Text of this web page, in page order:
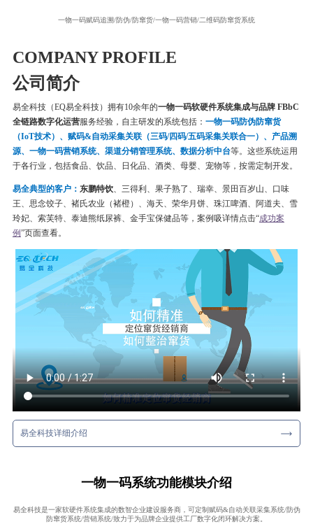
一物一码赋码追溯/防伪/防窜货/一物一码营销/二维码防窜货系统
COMPANY PROFILE
公司简介
易全科技（EQ易全科技）拥有10余年的一物一码软硬件系统集成与品牌 FBbC
全链路数字化运营服务经验，自主研发的系统包括： 一物一码防伪防窜货
（IoT技术）、赋码&自动采集关联（三码/四码/五码采集关联合一）、产品溯
源、一物一码营销系统、渠道分销管理系统、数据分析中台等。这些系统运用
于各行业，包括食品、饮品、日化品、酒类、母婴、宠物等，按需定制开发。
易全典型的客户： 东鹏特饮、三得利、果子熟了、瑞幸、 景田百岁山、口味
王、思念饺子、 褚氏农业（褚橙）、 海天、荣华月饼、 珠江啤酒、 阿道夫、雪
玲妃、索芙特、泰迪熊纸尿裤、金手宝保健品等，案例吸详情点击“成功案
例”页面查看。
易全科技详细介绍
一物一码系统功能模块介绍
易全科技是一家软硬件系统集成的数智企业建设服务商，可定制赋码&自动关联采集系统/防伪
防窜货系统/营销系统/致力于为品牌企业提供工厂数字化闭环解决方案。